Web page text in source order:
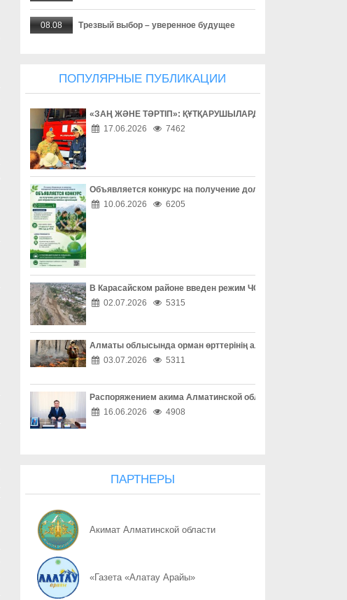
08.08 Трезвый выбор – уверенное будущее
08.08 Внимание за рулем спасает жизни
08.08 Безопасность начинается за рулем
08.08 Доверие сильнее опасных соблазнов
08.08 Осторожность – лучшая защита в сети
08.08 Одно решение может изменить жизнь
08.08 Профилактика сильнее зависимости
08.08 «Әділет» форумы, Respublica-ның ReTalks алаңы және Baytaq-
08.08 Форум «Әділет», ReTalks Respublica и экологический караван
08.08 Покупки без неприятных сюрпризов
«Ваш счет в опасности» - не спешите верить
08.08
08.08 Простые правила сохранности имущества
ПОПУЛЯРНЫЕ ПУБЛИКАЦИИ
«ЗАҢ ЖӘНЕ ТӘРТІП»: ҚҰТҚАРУШЫЛАРДЫҢ ЕҢБЕГІМЕН
17.06.2026
7462
Объявляется конкурс на получение долгосрочного гранта
10.06.2026
6205
В Карасайском районе введен режим ЧС местного масштаба
02.07.2026
5315
Алматы облысында орман өрттерінің алдын алу жұмыстары
03.07.2026
5311
Распоряжением акима Алматинской области Куаныш
16.06.2026
4908
ПАРТНЕРЫ
Акимат Алматинской области
«Газета «Алатау Арайы»